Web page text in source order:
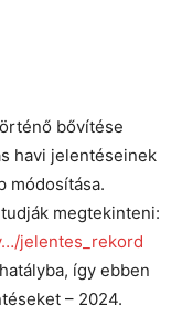
bővítése
havi jelentéseinek
módosítása.
megtekinteni:
jelentes_rekord
így ebben
– 2024.